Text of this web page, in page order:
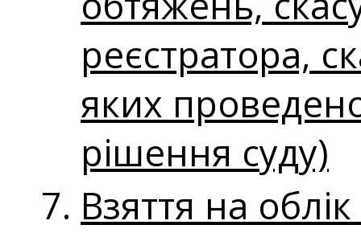
реєстратора,
яких
рішення суду)
Взяття на